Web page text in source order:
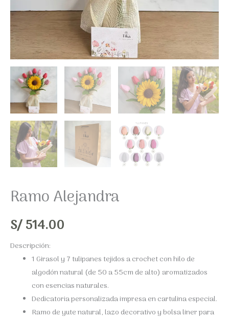
Ramo Alejandra
S/514.00
Descripción:
1 Girasol y 7 tulipanes tejidos a crochet con hilo de
algodón natural (de 50 a 55cm de alto) aromatizados
con esencias naturales.
Dedicatoria personalizada impresa en cartulina especial.
Ramo de yute natural, lazo decorativo y bolsa liner para